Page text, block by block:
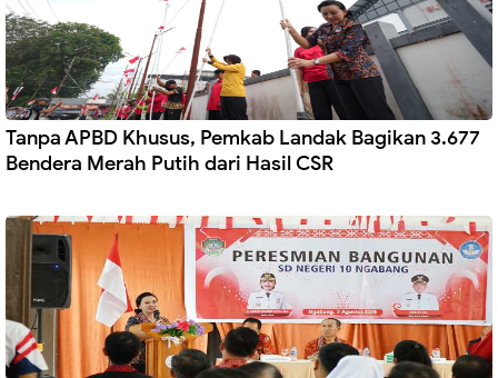
Tanpa APBD Khusus, Pemkab Landak Bagikan 3.677
Bendera Merah Putih dari Hasil CSR